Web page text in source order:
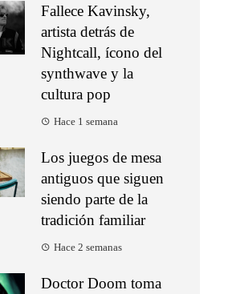
Fallece Kavinsky,
artista detrás de
Nightcall, ícono del
synthwave y la
cultura pop
Hace 1 semana
Los juegos de mesa
antiguos que siguen
siendo parte de la
tradición familiar
Hace 2 semanas
Doctor Doom toma